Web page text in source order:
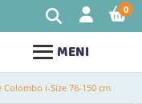
MENI
0
i-Size 76-150 cm